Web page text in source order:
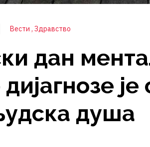
Вести Здравство
дан
душа